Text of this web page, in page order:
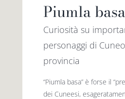
Piumla basa
Curiosità su
personaggi di
provincia
“Piumla basa” è forse il
dei Cuneesi,